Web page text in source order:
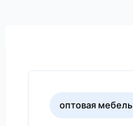
оптовая мебель